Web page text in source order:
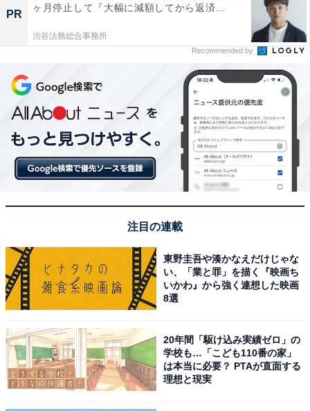
PR
ヶ月停止して『大幅に減額してから返済...
渋谷法務総合事務所
Recommended by
注目の連載
東野圭吾や湊かなえだけじゃな
い、「業と罪」を描く『映画ち
いかわ』から強く連想した映画
8選
20年間「駆け込み実績ゼロ」の
学校も…「こども110番の家」
は本当に必要？ PTAが直面する
理想と現実